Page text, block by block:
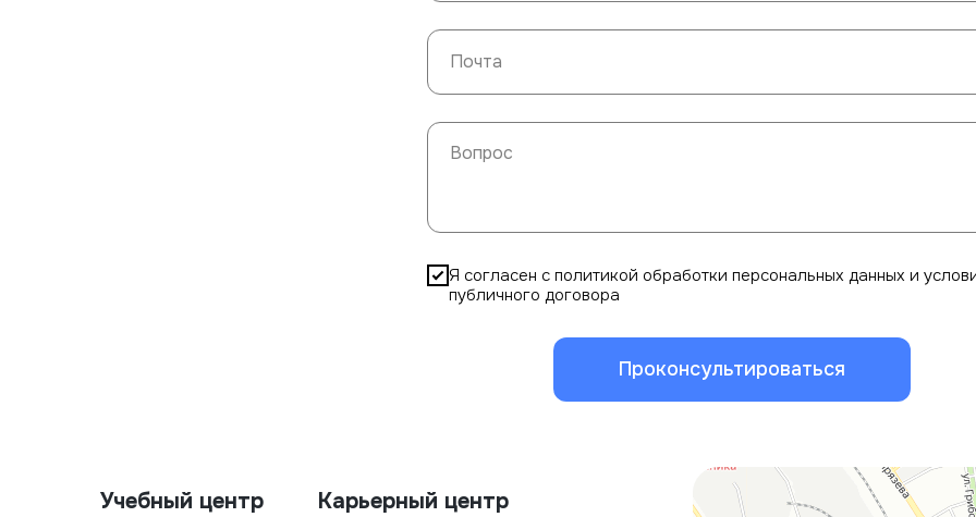
Я согласен с политикой обработки персональных данных и
публичного договора
Проконсультироваться
Учебный центр Карьерный центр